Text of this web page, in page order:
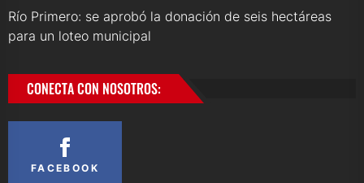
Río Primero: se aprobó la donación de seis hectáreas
para un loteo municipal
CONECTA CON NOSOTROS:
FACEBOOK